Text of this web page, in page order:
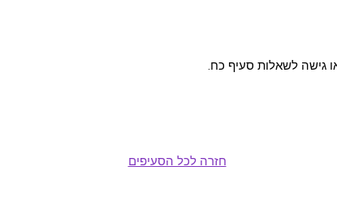
גישה לשאלות סעיף כח.
חזרה לכל הסעיפים